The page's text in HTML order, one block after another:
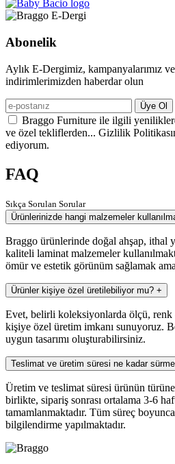
Abonelik
Aylık E-Dergimiz, kampanyalarımız ve
indirimlerimizden haberdar olun
Üye Ol
Braggo Furniture ile ilgili
ve özel tekliflerden... Gizlilik
ediyorum.
FAQ
Sıkça Sorulan Sorular
Ürünlerinizde hangi malzemeler
Braggo ürünlerinde doğal ahşap, ithal
kaliteli laminat malzemeler
ömür ve estetik görünüm sağlamak
Ürünler kişiye özel üretilebiliyor mu? +
Evet, belirli koleksiyonlarda ölçü, renk
kişiye özel üretim imkanı sunuyoruz.
uygun tasarımı oluşturabilirsiniz.
Teslimat ve üretim süresi ne kadar
Üretim ve teslimat süresi ürünün
birlikte, sipariş sonrası ortalama 3-6
tamamlanmaktadır. Tüm süreç
bilgilendirme yapılmaktadır.